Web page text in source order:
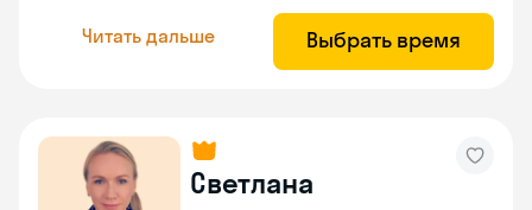
Читать дальше Выбрать время
Светлана